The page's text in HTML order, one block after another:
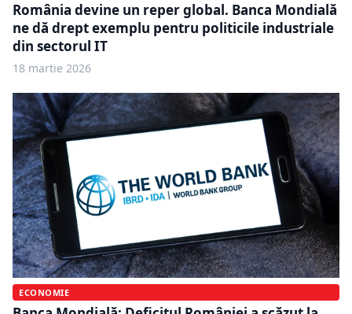
România devine un reper global. Banca Mondială
ne dă drept exemplu pentru politicile industriale
din sectorul IT
18 martie 2026
ECONOMIE